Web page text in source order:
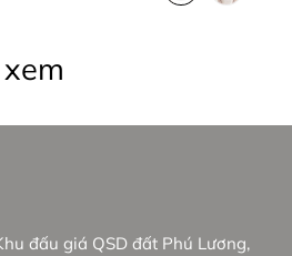
đấu giá QSD đất Phú Lương,